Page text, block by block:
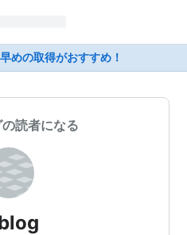
めの取得がおすすめ！
読者になる